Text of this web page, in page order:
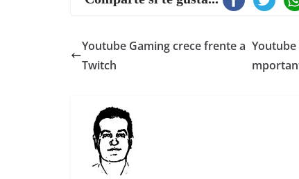
Youtube Gaming crece frente a
Twitch
Youtube